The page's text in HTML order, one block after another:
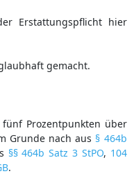
Erstattungspflicht hier
gemacht.
Prozentpunkten über
Grunde nach aus § 464b
§§ 464b Satz 3 StPO, 104
.